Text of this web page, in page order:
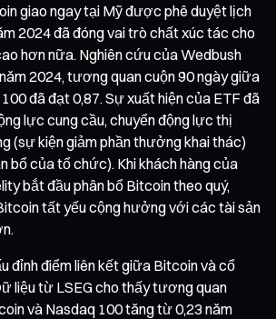
giao ngay tại Mỹ được phê duyệt lịch
2024 đã đóng vai trò chất xúc tác cho
hơn nữa. Nghiên cứu của Wedbush
2024, tương quan cuộn 90 ngày giữa
đã đạt 0,87. Sự xuất hiện của ETF đã
lực cung cầu, chuyển động lực thị
(sự kiện giảm phần thưởng khai thác)
bổ của tổ chức). Khi khách hàng của
bắt đầu phân bổ Bitcoin theo quý,
tất yếu cộng hưởng với các tài sản
đỉnh điểm liên kết giữa Bitcoin và cổ
liệu từ LSEG cho thấy tương quan
và Nasdaq 100 tăng từ 0,23 năm